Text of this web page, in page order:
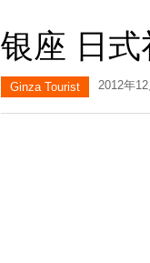
银座 日
Ginza Tourist 2012年12